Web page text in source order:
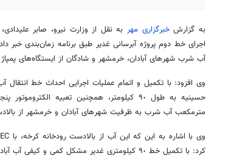
به گزارشخبرگزاری مهربه نقل از وزارت نیرو، صابر
آب شرب شهرهای آبادان، خرمشهر و شادگان از ایستگاه‌های پمپاژ ام‌الدبس و
مترمکعب آب شرب به ظرفیت شهرهای آبادان و خرمشهر از
کرد: با تکمیل خط ٩٠ کیلومتری غدیر مشکل کمی و کیفی آب آبادان و خرمشهر حل خواهد شد.